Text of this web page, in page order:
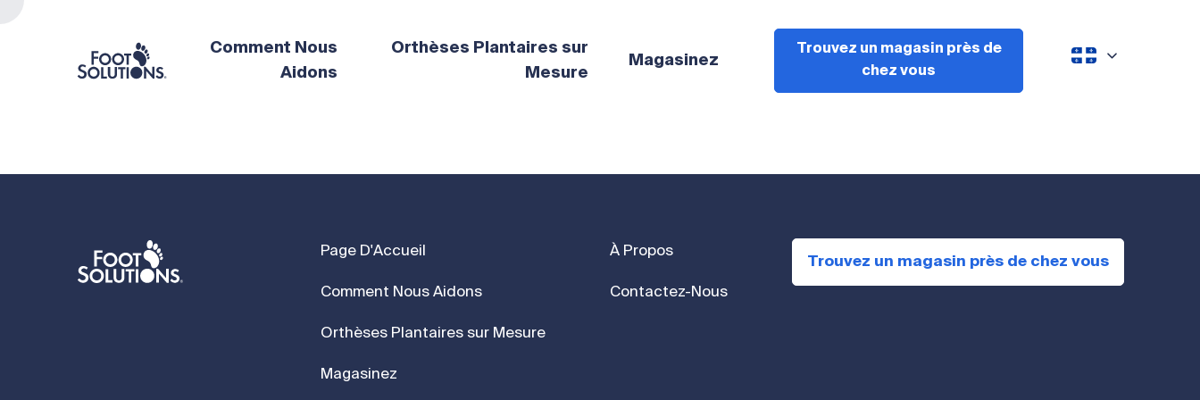
Comment Nous
Aidons
Orthèses Plantaires sur
Mesure
Magasinez
Trouvez un magasin près de
chez vous
Page D'Accueil
Comment Nous Aidons
Orthèses Plantaires sur Mesure
Magasinez
À Propos
Contactez-Nous
Trouvez un magasin près de chez vous